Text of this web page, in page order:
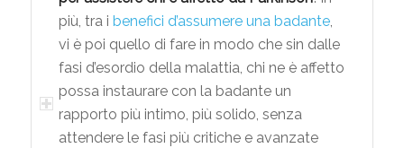
più, tra i benefici d’assumere una badante,
vi è poi quello di fare in modo che sin dalle
fasi d’esordio della malattia, chi ne è affetto
possa instaurare con la badante un
rapporto più intimo, più solido, senza
attendere le fasi più critiche e avanzate